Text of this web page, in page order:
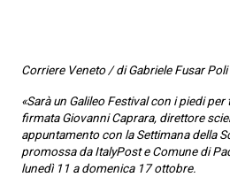
Corriere Veneto / di Gabriele Fusar Poli
«Sarà un Galileo Festival con i piedi
firmata Giovanni Caprara, direttore
appuntamento con la Settimana della
promossa da ItalyPost e Comune di
lunedì 11 a domenica 17 ottobre.